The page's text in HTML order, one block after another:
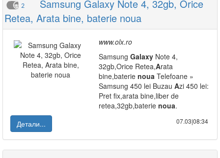
2
Samsung Galaxy Note 4, 32gb, Orice
Retea, Arata bine, baterie noua
www.olx.ro
Samsung Galaxy Note 4,
32gb,Orice Retea,Arata
bine,baterie noua Telefoane »
Samsung 450 lei Buzau Azi 450 lei:
Pret fix,arata bine,liber de
retea,32gb,baterie noua.
Детали...
07.03|08:34